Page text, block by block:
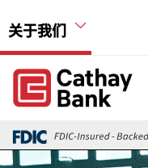
关于我们
Global Header
Global Header
关于国泰银行